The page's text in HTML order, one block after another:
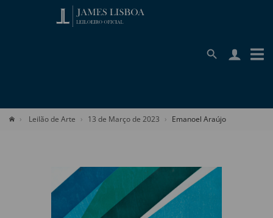
Leilão de Arte 13 de Março de 2023 Emanoel Araújo